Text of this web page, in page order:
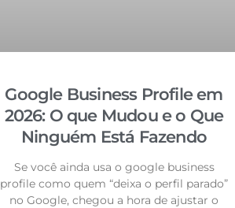
Google Business Profile em
2026: O que Mudou e o Que
Ninguém Está Fazendo
Se você ainda usa o google business
profile como quem “deixa o perfil parado”
no Google, chegou a hora de ajustar o